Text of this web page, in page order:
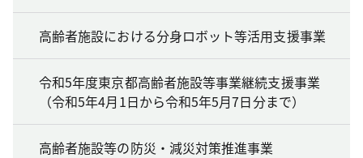
高齢者施設における分身ロボット等活用支援事業
令和5年度東京都高齢者施設等事業継続支援事業
（令和5年4月1日から令和5年5月7日分まで）
高齢者施設等の防災・減災対策推進事業